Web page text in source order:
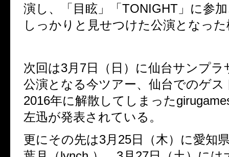
演し、「目眩」「TONIGHT」に参
しっかりと見せつけた公演となった
次回は3月7日（日）に仙台サンプ
公演となる今ツアー、 仙台でのゲス
2016年に解散してしまった
左迅が発表されている。
更にその先は3月25日（木）に愛知